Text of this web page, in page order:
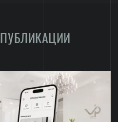
ПУБЛИКАЦИИ